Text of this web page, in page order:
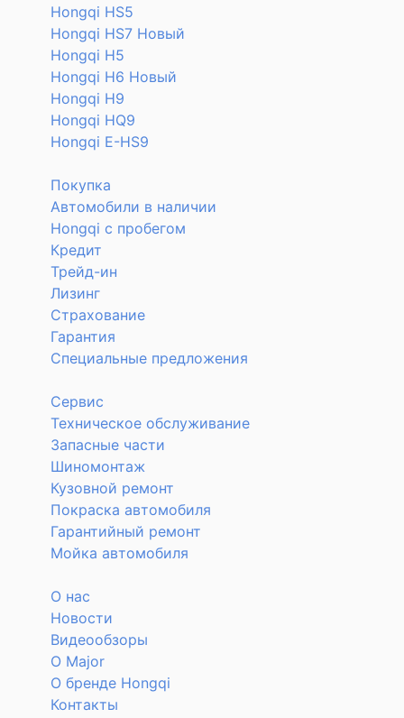
Hongqi HS5
Hongqi HS7 Новый
Hongqi H5
Hongqi H6 Новый
Hongqi H9
Hongqi HQ9
Hongqi E-HS9
Покупка
Автомобили в наличии
Hongqi с пробегом
Кредит
Трейд-ин
Лизинг
Страхование
Гарантия
Специальные предложения
Сервис
Техническое обслуживание
Запасные части
Шиномонтаж
Кузовной ремонт
Покраска автомобиля
Гарантийный ремонт
Мойка автомобиля
О нас
Новости
Видеообзоры
О Major
О бренде Hongqi
Контакты